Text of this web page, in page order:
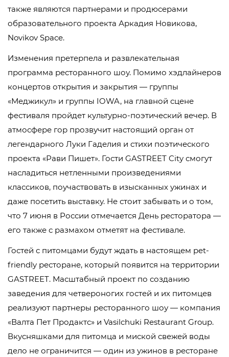
также являются партнерами и продюсерами
образовательного проекта Аркадия Новикова,
Novikov Space.
Изменения претерпела и развлекательная
программа ресторанного шоу. Помимо хэдлайнеров
концертов открытия и закрытия — группы
«‎Меджикул» и группы IOWA, на главной сцене
фестиваля пройдет культурно-поэтический вечер. В
атмосфере гор прозвучит настоящий орган от
легендарного Луки Гаделия и стихи поэтического
проекта «‎Рави Пишет». Гости GASTREET City смогут
насладиться нетленными произведениями
классиков, поучаствовать в изысканных ужинах и
даже посетить выставку. Не стоит забывать и о том,
что 7 июня в России отмечается День ресторатора —
его также с размахом отметят на фестивале.
Гостей с питомцами будут ждать в настоящем pet-
friendly ресторане, который появится на территории
GASTREET. Масштабный проект по созданию
заведения для четвероногих гостей и их питомцев
реализуют партнеры ресторанного шоу — компания
«Валта Пет Продактс» и Vasilchuki Restaurant Group.
Вкусняшками для питомца и миской свежей воды
дело не ограничится — один из ужинов в ресторане